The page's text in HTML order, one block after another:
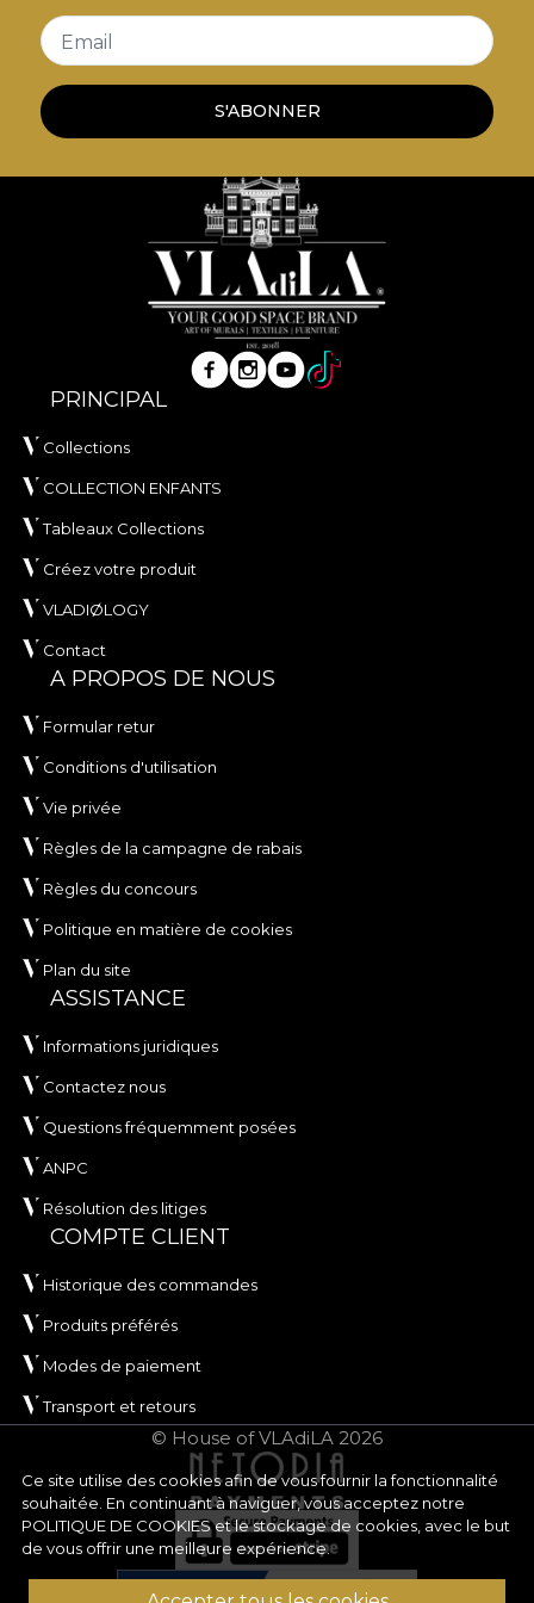
Ce site utilise des cookies afin de vous fournir la fonctionnalité
souhaitée. En continuant à naviguer, vous acceptez notre
POLITIQUE DE COOKIESet le stockage de cookies, avec le but
de vous offrir une meilleure expérience.
Email
S'ABONNER
PRINCIPAL
Collections
COLLECTION ENFANTS
Tableaux Collections
Créez votre produit
VLADIØLOGY
Contact
A PROPOS DE NOUS
Formular retur
Conditions d'utilisation
Vie privée
Règles de la campagne de rabais
Règles du concours
Politique en matière de cookies
Plan du site
ASSISTANCE
Informations juridiques
Contactez nous
Questions fréquemment posées
ANPC
Résolution des litiges
COMPTE CLIENT
Historique des commandes
Produits préférés
Modes de paiement
Transport et retours
© House of VLAdiLA 2026